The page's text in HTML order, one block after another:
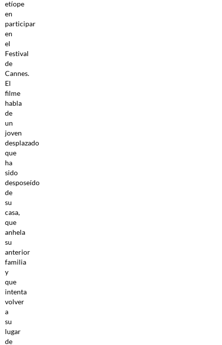
etíope
en
participar
en
el
Festival
de
Cannes.
El
filme
habla
de
un
joven
desplazado
que
ha
sido
desposeído
de
su
casa,
que
anhela
su
anterior
familia
y
que
intenta
volver
a
su
lugar
de